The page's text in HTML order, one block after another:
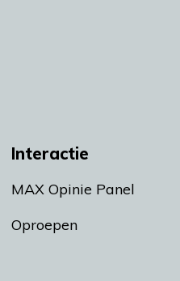
Interactie
MAX Opinie Panel
Oproepen